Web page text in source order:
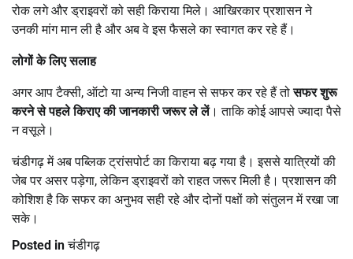
रोक लगे और ड्राइवरों को सही किराया मिले। आखिरकार प्रशासन ने
उनकी मांग मान ली है और अब वे इस फैसले का स्वागत कर रहे हैं।
लोगों के लिए सलाह
अगर आप टैक्सी, ऑटो या अन्य निजी वाहन से सफर कर रहे हैं तोसफर शुरू
करने से पहले किराए की जानकारी जरूर ले लें। ताकि कोई आपसे ज्यादा पैसे
न वसूले।
चंडीगढ़ में अब पब्लिक ट्रांसपोर्ट का किराया बढ़ गया है। इससे यात्रियों की
जेब पर असर पड़ेगा, लेकिन ड्राइवरों को राहत जरूर मिली है। प्रशासन की
कोशिश है कि सफर का अनुभव सही रहे और दोनों पक्षों को संतुलन में रखा जा
सके।
Posted inचंडीगढ़